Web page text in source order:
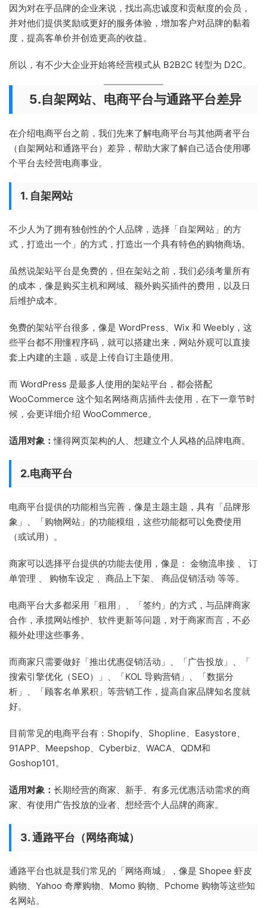
因为对在乎品牌的企业来说，找出高忠诚度和贡献度的会员，
并对他们提供奖励或更好的服务体验，增加客户对品牌的黏着
度，提高客单价并创造更高的收益。
所以，有不少大企业开始将经营模式从 B2B2C 转型为 D2C。
5.自架网站、电商平台与通路平台差异
在介绍电商平台之前，我们先来了解电商平台与其他两者平台
（自架网站和通路平台）差异，帮助大家了解自己适合使用哪
个平台去经营电商事业。
1. 自架网站
不少人为了拥有独创性的个人品牌，选择「自架网站」的方
式，打造出一个」的方式，打造出一个具有特色的购物商场。
虽然说架站平台是免费的，但在架站之前，我们必须考量所有
的成本，像是购买主机和网域、额外购买插件的费用，以及日
后维护成本。
免费的架站平台很多，像是 WordPress、Wix 和 Weebly，这
些平台都不用懂程序码，就可以搭建出来，网站外观可以直接
套上内建的主题，或是上传自订主题使用。
而 WordPress 是最多人使用的架站平台，都会搭配
WooCommerce 这个知名网络商店插件去使用，在下一章节时
候，会更详细介绍 WooCommerce。
适用对象：懂得网页架构的人、想建立个人风格的品牌电商。
2.电商平台
电商平台提供的功能相当完善，像是主题主题，具有「品牌形
象」、「购物网站」的功能模组，这些功能都可以免费使用
（或试用）。
商家可以选择平台提供的功能去使用，像是： 金物流串接 、 订
单管理 、 购物车设定 、商品上下架、 商品促销活动 等等。
电商平台大多都采用「租用」、「签约」的方式，与品牌商家
合作，承揽网站维护、软件更新等问题，对于商家而言，不必
额外处理这些事务。
而商家只需要做好「推出优惠促销活动」、「广告投放」、「
搜索引擎优化（SEO）」、「KOL 导购营销」、「数据分
析」、「顾客名单累积」等营销工作，提高自家品牌知名度就
好。
目前常见的电商平台有：Shopify、Shopline、Easystore、
91APP、Meepshop、Cyberbiz、WACA、QDM和
Goshop101。
适用对象： 长期经营的商家、新手、有多元优惠活动需求的商
家、有使用广告投放的业者、想经营个人品牌的商家。
3. 通路平台（网络商城）
通路平台也就是我们常见的「网络商城」，像是 Shopee 虾皮
购物、Yahoo 奇摩购物、Momo 购物、Pchome 购物等这些知
名网站。